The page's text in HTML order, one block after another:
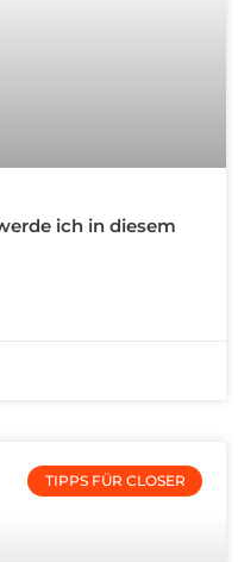
ich in diesem
TIPPS FÜR CLOSER